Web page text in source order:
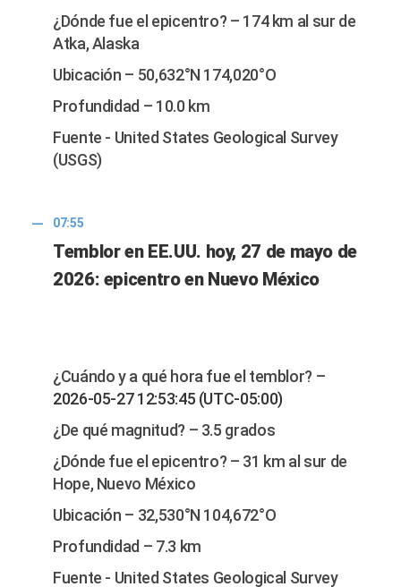
¿Dónde fue el epicentro? – 174 km al sur de
Atka, Alaska
Ubicación – 50,632°N 174,020°O
Profundidad – 10.0 km
Fuente - United States Geological Survey
(USGS)
07:55
Temblor en EE.UU. hoy, 27 de mayo de
2026: epicentro en Nuevo México
¿Cuándo y a qué hora fue el temblor? –
2026-05-27 12:53:45 (UTC-05:00)
¿De qué magnitud? – 3.5 grados
¿Dónde fue el epicentro? – 31 km al sur de
Hope, Nuevo México
Ubicación – 32,530°N 104,672°O
Profundidad – 7.3 km
Fuente - United States Geological Survey